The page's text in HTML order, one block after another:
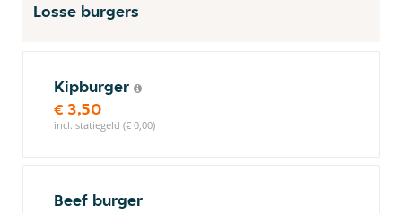
Losse burgers
Kipburger
€ 3,50
incl. statiegeld (€ 0,00)
Beef burger